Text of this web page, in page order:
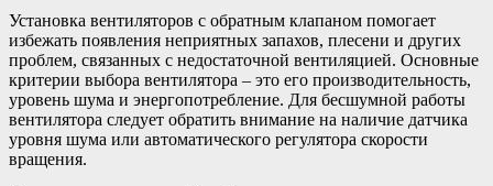
Установка вентиляторов с обратным клапаном помогает
избежать появления неприятных запахов, плесени и других
проблем, связанных с недостаточной вентиляцией. Основные
критерии выбора вентилятора – это его производительность,
уровень шума и энергопотребление. Для бесшумной работы
вентилятора следует обратить внимание на наличие датчика
уровня шума или автоматического регулятора скорости
вращения.